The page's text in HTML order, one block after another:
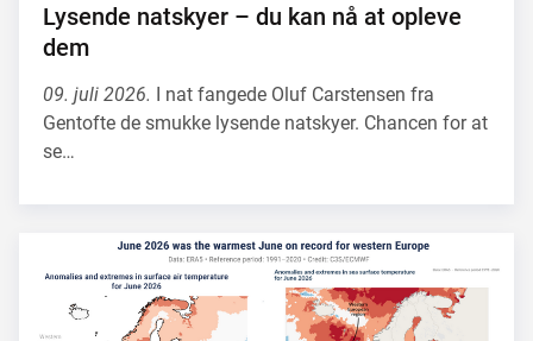
Lysende natskyer – du kan nå at opleve
dem
09. juli 2026. I nat fangede Oluf Carstensen fra
Gentofte de smukke lysende natskyer. Chancen for at
se…